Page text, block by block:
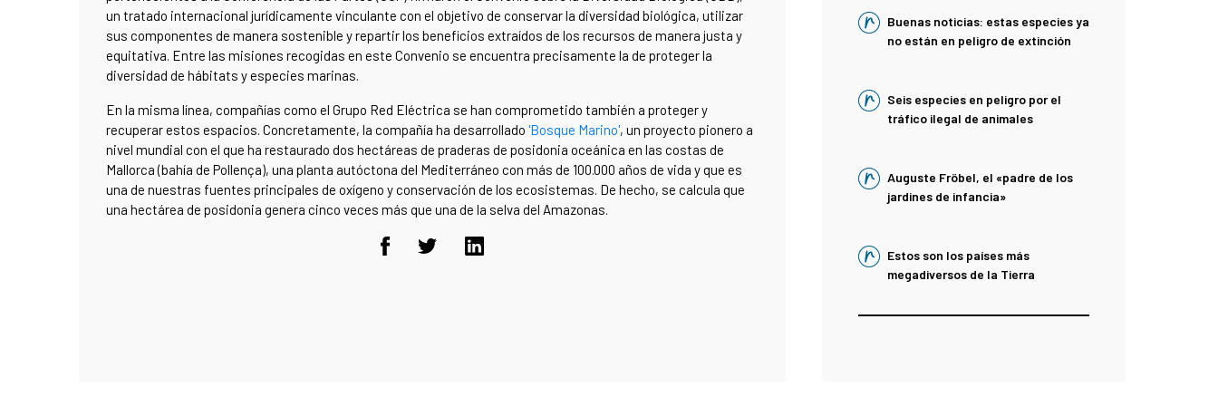
un tratado internacional jurídicamente vinculante con el objetivo de conservar la diversidad biológica, utilizar
sus componentes de manera sostenible y repartir los beneficios extraídos de los recursos de manera justa y
equitativa. Entre las misiones recogidas en este Convenio se encuentra precisamente la de proteger la
diversidad de hábitats y especies marinas.
En la misma línea, compañías como el Grupo Red Eléctrica se han comprometido también a proteger y
recuperar estos espacios. Concretamente, la compañía ha desarrollado 'Bosque Marino', un proyecto pionero a
nivel mundial con el que ha restaurado dos hectáreas de praderas de posidonia oceánica en las costas de
Mallorca (bahía de Pollença), una planta autóctona del Mediterráneo con más de 100.000 años de vida y que es
una de nuestras fuentes principales de oxígeno y conservación de los ecosistemas. De hecho, se calcula que
una hectárea de posidonia genera cinco veces más que una de la selva del Amazonas.
Buenas noticias: estas especies ya
no están en peligro de extinción
Seis especies en peligro por el
tráfico ilegal de animales
Auguste Fröbel, el «padre de los
jardines de infancia»
Estos son los países más
megadiversos de la Tierra